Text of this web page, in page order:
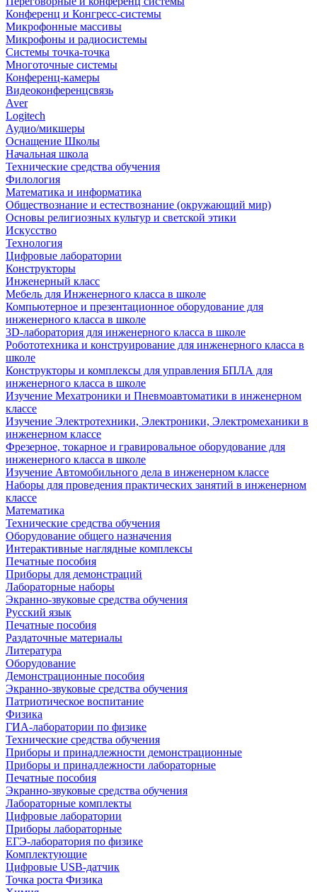
Конференц и Конгресс-системы
Микрофонные массивы
Микрофоны и радиосистемы
Системы точка-точка
Многоточные системы
Конференц-камеры
Видеоконференцсвязь
Aver
Logitech
Аудио/микшеры
Оснащение Школы
Начальная школа
Технические средства обучения
Филология
Математика и информатика
Обществознание и естествознание (окружающий мир)
Основы религиозных культур и светской этики
Искусство
Технология
Цифровые лаборатории
Конструкторы
Инженерный класс
Мебель для Инженерного класса в школе
Компьютерное и презентационное оборудование для
инженерного класса в школе
3D-лаборатория для инженерного класса в школе
Робототехника и конструирование для инженерного класса в
школе
Конструкторы и комплексы для управления БПЛА для
инженерного класса в школе
Изучение Мехатроники и Пневмоавтоматики в инженерном
классе
Изучение Электротехники, Электроники, Электромеханики в
инженерном классе
Фрезерное, токарное и гравировальное оборудование для
инженерного класса в школе
Изучение Автомобильного дела в инженерном классе
Наборы для проведения практических занятий в инженерном
классе
Математика
Технические средства обучения
Оборудование общего назначения
Интерактивные наглядные комплексы
Печатные пособия
Приборы для демонстраций
Лабораторные наборы
Экранно-звуковые средства обучения
Русский язык
Печатные пособия
Раздаточные материалы
Литература
Оборудование
Демонстрационные пособия
Экранно-звуковые средства обучения
Патриотическое воспитание
Физика
ГИА-лаборатории по физике
Технические средства обучения
Приборы и принадлежности демонстрационные
Приборы и принадлежности лабораторные
Печатные пособия
Экранно-звуковые средства обучения
Лабораторные комплекты
Цифровые лаборатории
Приборы лабораторные
ЕГЭ-лаборатория по физике
Комплектующие
Цифровые USB-датчик
Точка роста Физика